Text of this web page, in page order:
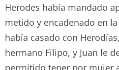
Herodes había mandado
metido y encadenado en
había casado con
hermano Filipo, y Juan le
permitido tener por mujer